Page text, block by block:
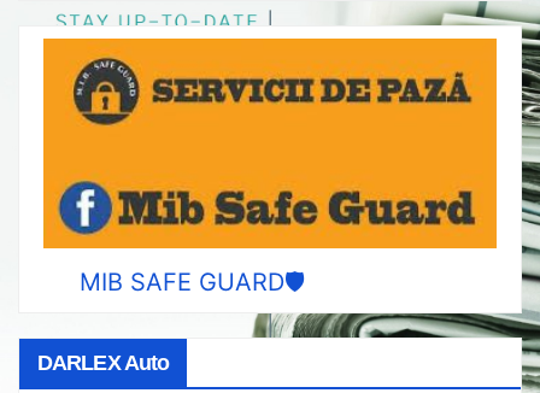
MIB SAFE GUARD🛡️
DARLEX Auto